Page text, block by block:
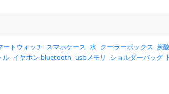
ートウォッチ スマホケース 水 クーラーボックス 炭
ル イヤホン bluetooth usbメモリ ショルダーバッグ